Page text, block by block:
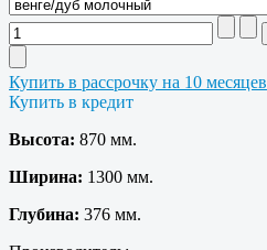
Купить в рассрочку на 10 месяцев
Купить в кредит
Высота: 870 мм.
Ширина: 1300 мм.
Глубина: 376 мм.